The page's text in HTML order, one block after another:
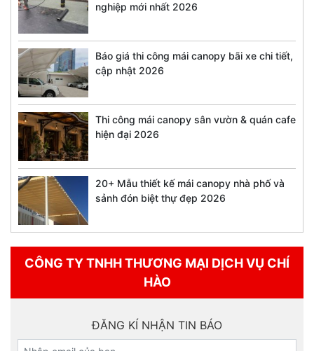
nghiệp mới nhất 2026
Báo giá thi công mái canopy bãi xe chi tiết,
cập nhật 2026
Thi công mái canopy sân vườn & quán cafe
hiện đại 2026
20+ Mẫu thiết kế mái canopy nhà phố và
sảnh đón biệt thự đẹp 2026
CÔNG TY TNHH THƯƠNG MẠI DỊCH VỤ CHÍ
HÀO
ĐĂNG KÍ NHẬN TIN BÁO